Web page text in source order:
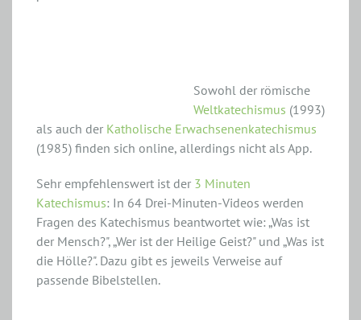
Sowohl der römische
Weltkatechismus (1993)
als auch der Katholische Erwachsenenkatechismus
(1985) finden sich online, allerdings nicht als App.
Sehr empfehlenswert ist der 3 Minuten
Katechismus: In 64 Drei-Minuten-Videos werden
Fragen des Katechismus beantwortet wie: „Was ist
der Mensch?", „Wer ist der Heilige Geist?" und „Was ist
die Hölle?". Dazu gibt es jeweils Verweise auf
passende Bibelstellen.